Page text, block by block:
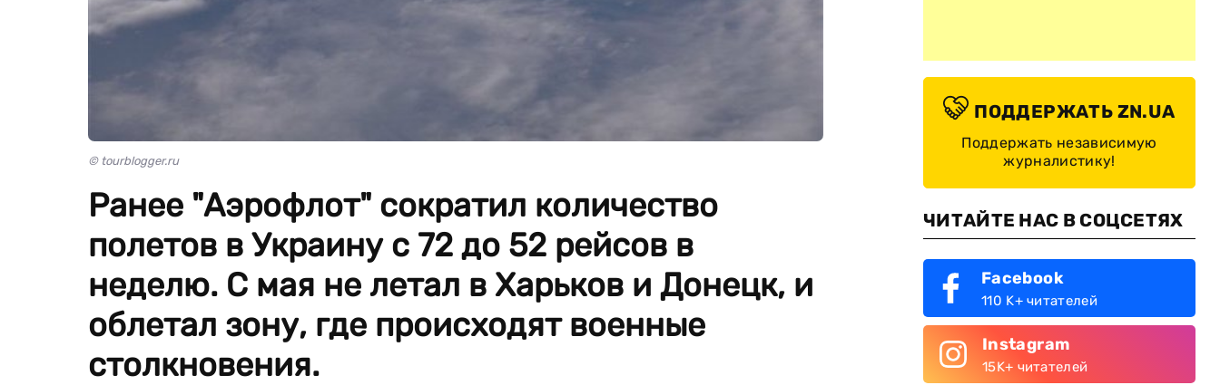
© tourblogger.ru
Ранее "Аэрофлот" сократил количество
полетов в Украину с 72 до 52 рейсов в
неделю. С мая не летал в Харьков и Донецк, и
облетал зону, где происходят военные
столкновения.
ПОДДЕРЖАТЬ ZN.UA
Поддержать независимую
журналистику!
ЧИТАЙТЕ НАС В СОЦСЕТЯХ
Facebook
110 K+ читателей
Instagram
15K+ читателей